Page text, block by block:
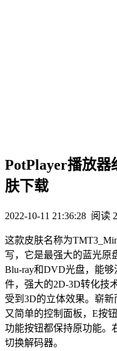
PotPlayer播放
肤下载
2022-10-11 21:36:28 阅读
这款皮肤名称为
写，它是最强大的蓝光原
Blu-ray和DVD光盘，能
件，强大的2D-3D转化技
受到3D的立体效果。崭
又简单的控制面板，E按
功能按钮都保持原功能。
切换解码器。